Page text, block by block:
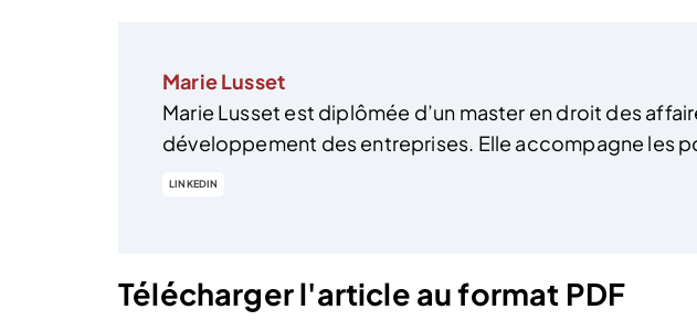
Marie Lusset
Marie Lusset est diplômée d’un master en droit des
développement des entreprises. Elle accompagne les
LINKEDIN
Télécharger l'article au format PDF